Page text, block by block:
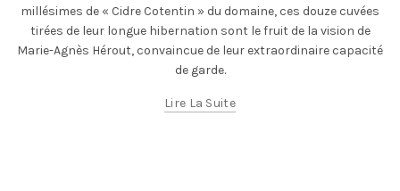
millésimes de « Cidre Cotentin » du domaine, ces douze cuvées
tirées de leur longue hibernation sont le fruit de la vision de
Marie-Agnès Hérout, convaincue de leur extraordinaire capacité
de garde.
Lire La Suite